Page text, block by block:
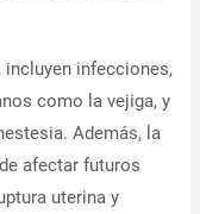
incluyen infecciones,
como la vejiga, y
Además, la
afectar futuros
uterina y